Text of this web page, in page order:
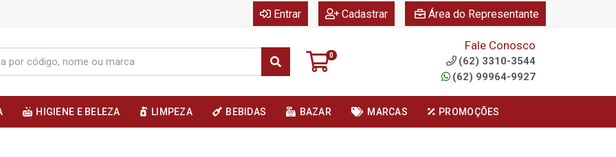
Entrar Cadastrar Área do Representante
0
Fale Conosco
(62) 3310-3544
(62) 99964-9927
HIGIENE E BELEZA LIMPEZA BEBIDAS BAZAR MARCAS PROMOÇÕES